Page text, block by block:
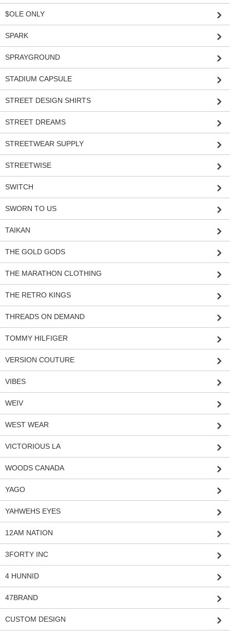
$OLE ONLY
SPARK
SPRAYGROUND
STADIUM CAPSULE
STREET DESIGN SHIRTS
STREET DREAMS
STREETWEAR SUPPLY
STREETWISE
SWITCH
SWORN TO US
TAIKAN
THE GOLD GODS
THE MARATHON CLOTHING
THE RETRO KINGS
THREADS ON DEMAND
TOMMY HILFIGER
VERSION COUTURE
VIBES
WEIV
WEST WEAR
VICTORIOUS LA
WOODS CANADA
YAGO
YAHWEHS EYES
12AM NATION
3FORTY INC
4 HUNNID
47BRAND
CUSTOM DESIGN